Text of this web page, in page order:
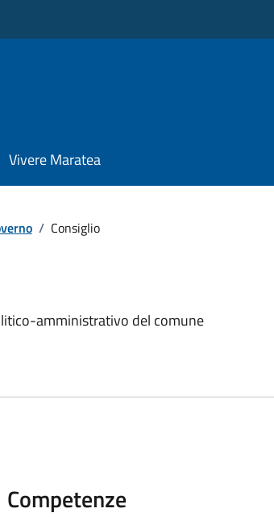
Vivere Maratea
/ Consiglio
amministrativo del comune
Competenze